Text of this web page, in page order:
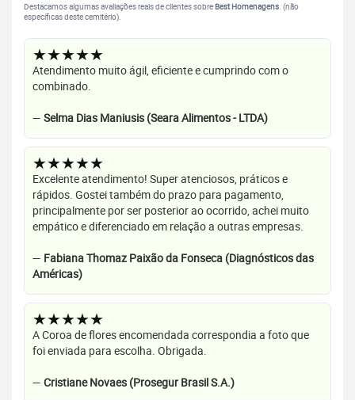
Destacamos algumas avaliações reais de clientes sobreBest Homenagens. (não
específicas deste cemitério).
★★★★★
Atendimento muito ágil, eficiente e cumprindo com o
combinado.
— Selma Dias Maniusis (Seara Alimentos - LTDA)
★★★★★
Excelente atendimento! Super atenciosos, práticos e
rápidos. Gostei também do prazo para pagamento,
principalmente por ser posterior ao ocorrido, achei muito
empático e diferenciado em relação a outras empresas.
— Fabiana Thomaz Paixão da Fonseca (Diagnósticos das
Américas)
★★★★★
A Coroa de flores encomendada correspondia a foto que
foi enviada para escolha. Obrigada.
— Cristiane Novaes (Prosegur Brasil S.A.)